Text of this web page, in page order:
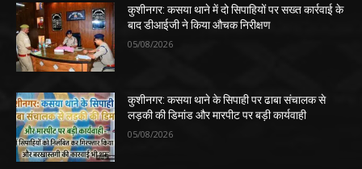
कुशीनगर: कसया थाने में दो सिपाहियों पर सख्त कार्रवाई के
बाद डीआईजी ने किया औचक निरीक्षण
05/08/2026
कुशीनगर: कसया थाने के सिपाही पर ढाबा संचालक से
लड़की की डिमांड और मारपीट पर बड़ी कार्यवाही
05/08/2026